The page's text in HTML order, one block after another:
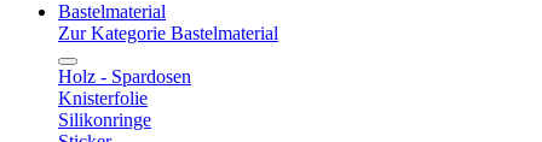
Bastelmaterial
Zur Kategorie Bastelmaterial
Holz - Spardosen
Knisterfolie
Silikonringe